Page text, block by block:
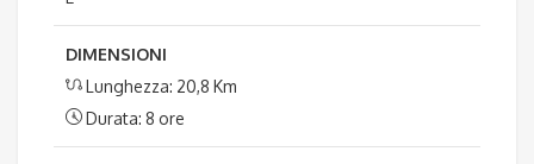
DIMENSIONI
Lunghezza: 20,8 Km
Durata: 8 ore